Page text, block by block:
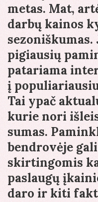
metas. Mat,
darbų kainos
sezoniškumas.
pigiausių
patariama
į
Tai ypač
kurie nori
sumas.
bendrovėje
skirtingomis
paslaugų
daro ir kiti